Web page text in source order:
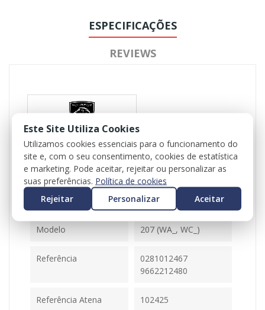
ESPECIFICAÇÕES
REVIEWS
Referência 102425
Disponível 1 Item
Ficha Informativa
Modelo 207 (WA_, WC_)
Referência
0281012467
9662212480
Referência Atena 102425
Este Site Utiliza Cookies
Utilizamos cookies essenciais para o funcionamento do
site e, com o seu consentimento, cookies de estatística
e marketing. Pode aceitar, rejeitar ou personalizar as
suas preferências. Política de cookies
Rejeitar
Personalizar Aceitar